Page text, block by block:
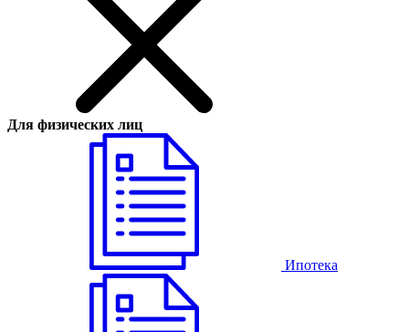
Для физических лиц
Ипотека